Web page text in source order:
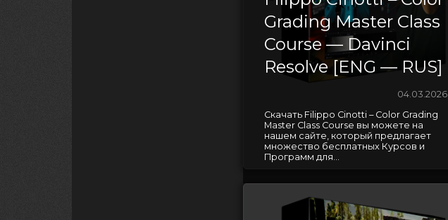
Grading Master Class
Course — Davinci
Resolve [ENG — RUS]
04.03.2026
Скачать Filippo Cinotti – Color Grading
Master Class Course вы можете на
нашем сайте, который предлагает
множество бесплатных Курсов и
Программ для...